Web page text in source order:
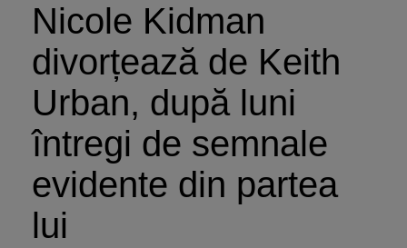
Nicole Kidman
divorțează de Keith
Urban, după luni
întregi de semnale
evidente din partea
lui